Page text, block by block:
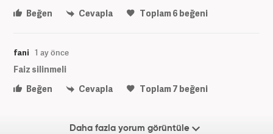
Beğen
Cevapla Toplam6 beğeni
fani 1 ay önce
Faiz silinmeli
Beğen
Cevapla Toplam7 beğeni
Daha fazla yorum görüntüle